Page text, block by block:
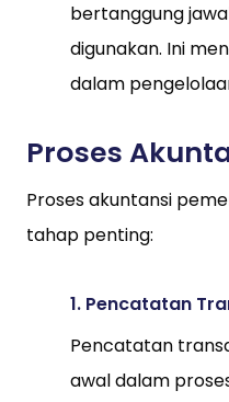
bertanggung
digunakan. Ini
dalam
Proses
Proses akuntansi
tahap penting:
1. Pencatatan
Pencatatan
awal dalam